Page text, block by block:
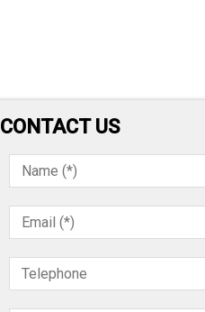
CONTACT US